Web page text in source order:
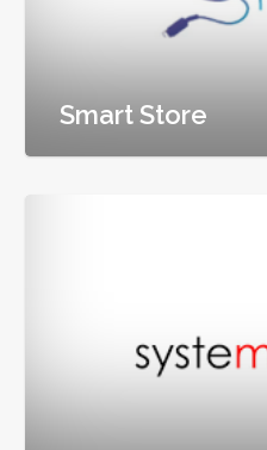
Smart Store